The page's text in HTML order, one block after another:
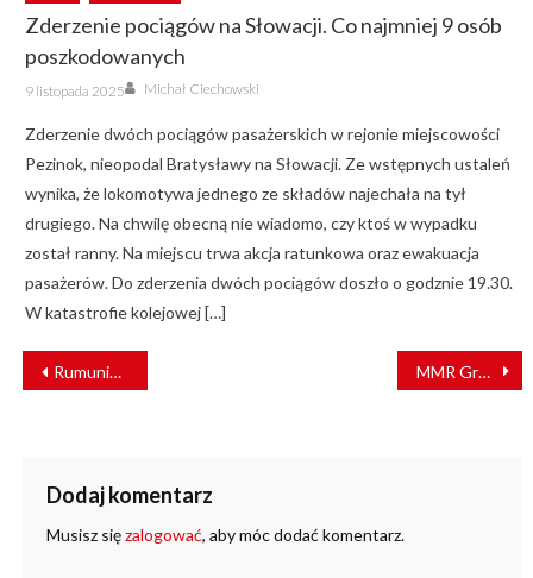
Zderzenie pociągów na Słowacji. Co najmniej 9 osób
poszkodowanych
Posted
on
9 listopada 2025 Author
Michał Ciechowski
Zderzenie dwóch pociągów pasażerskich w rejonie miejscowości
Pezinok, nieopodal Bratysławy na Słowacji. Ze wstępnych ustaleń
wynika, że lokomotywa jednego ze składów najechała na tył
drugiego. Na chwilę obecną nie wiadomo, czy ktoś w wypadku
został ranny. Na miejscu trwa akcja ratunkowa oraz ewakuacja
pasażerów. Do zderzenia dwóch pociągów doszło o godznie 19.30.
W katastrofie kolejowej […]
NAWIGACJA
WPISU
Rumunia kupuje wodorowe Mireo od Siemensa MMR Group TransComfort organizuje szkolenia
Dodaj komentarz
Musisz sięzalogować, aby móc dodać komentarz.